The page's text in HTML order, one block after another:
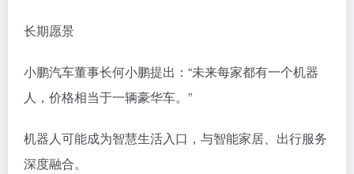
长期愿景​
小鹏汽车董事长何小鹏提出：“未来每家都有一个机器
人，价格相当于一辆豪华车。”
机器人可能成为智慧生活入口，与智能家居、出行服务
深度融合。